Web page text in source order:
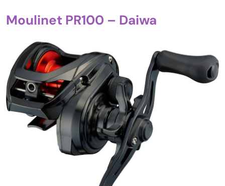
Moulinet PR100 – Daiwa